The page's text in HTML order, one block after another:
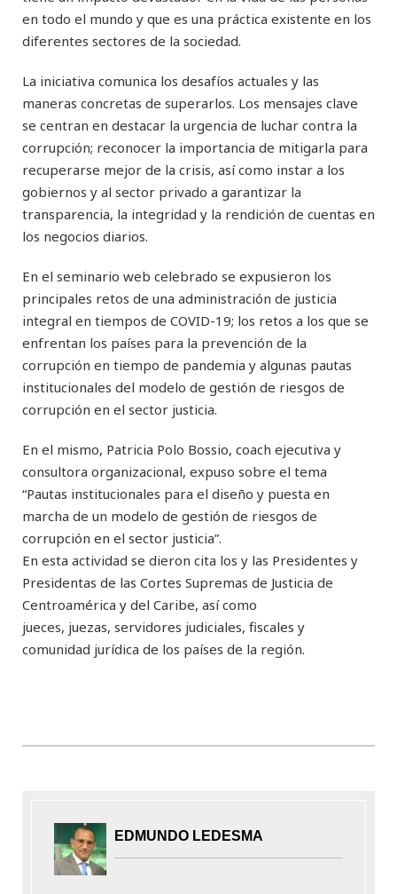
en todo el mundo y que es una práctica existente en los
diferentes sectores de la sociedad.
La iniciativa comunica los desafíos actuales y las
maneras concretas de superarlos. Los mensajes clave
se centran en destacar la urgencia de luchar contra la
corrupción; reconocer la importancia de mitigarla para
recuperarse mejor de la crisis, así como instar a los
gobiernos y al sector privado a garantizar la
transparencia, la integridad y la rendición de cuentas en
los negocios diarios.
En el seminario web celebrado se expusieron los
principales retos de una administración de justicia
integral en tiempos de COVID-19; los retos a los que se
enfrentan los países para la prevención de la
corrupción en tiempo de pandemia y algunas pautas
institucionales del modelo de gestión de riesgos de
corrupción en el sector justicia.
En el mismo, Patricia Polo Bossio, coach ejecutiva y
consultora organizacional, expuso sobre el tema
“Pautas institucionales para el diseño y puesta en
marcha de un modelo de gestión de riesgos de
corrupción en el sector justicia”.
En esta actividad se dieron cita los y las Presidentes y
Presidentas de las Cortes Supremas de Justicia de
Centroamérica y del Caribe, así como
jueces, juezas, servidores judiciales, fiscales y
comunidad jurídica de los países de la región.
EDMUNDO LEDESMA